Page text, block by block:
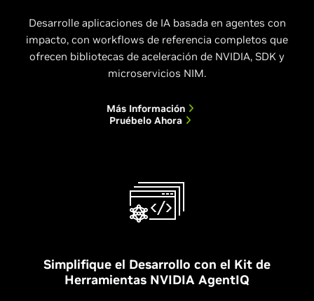
Desarrolle aplicaciones de IA basada en agentes con
impacto, con workflows de referencia completos que
ofrecen bibliotecas de aceleración de NVIDIA, SDK y
microservicios NIM.
Más Información
Pruébelo Ahora
Simplifique el Desarrollo con el Kit de
Herramientas NVIDIA AgentIQ